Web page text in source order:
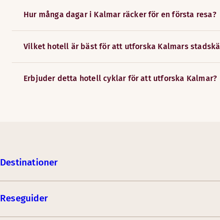
Hur många dagar i Kalmar räcker för en första resa?
Vilket hotell är bäst för att utforska Kalmars
Erbjuder detta hotell cyklar för att utforska Kalmar?
Destinationer
Reseguider